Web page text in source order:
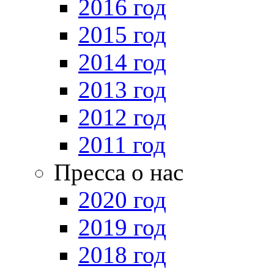
2016 год
2015 год
2014 год
2013 год
2012 год
2011 год
Пресса о нас
2020 год
2019 год
2018 год